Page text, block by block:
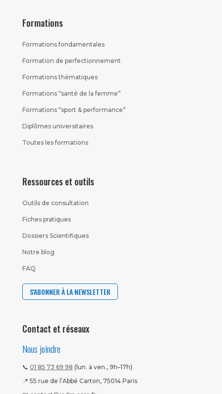
Formations
Formations fondamentales
Formation de perfectionnement
Formations thématiques
Formations “santé de la femme”
Formations “sport & performance”
Diplômes universitaires
Toutes les formations
Ressources et outils
Outils de consultation
Fiches pratiques
Dossiers Scientifiques
Notre blog
FAQ
S'ABONNER À LA NEWSLETTER
Contact et réseaux
Nous joindre
📞 01 85 73 69 98 (lun. à ven., 9h–17h)
📍 55 rue de l’Abbé Carton, 75014 Paris